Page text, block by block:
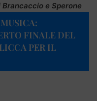
e Sperone
FINALE DEL
PER IL